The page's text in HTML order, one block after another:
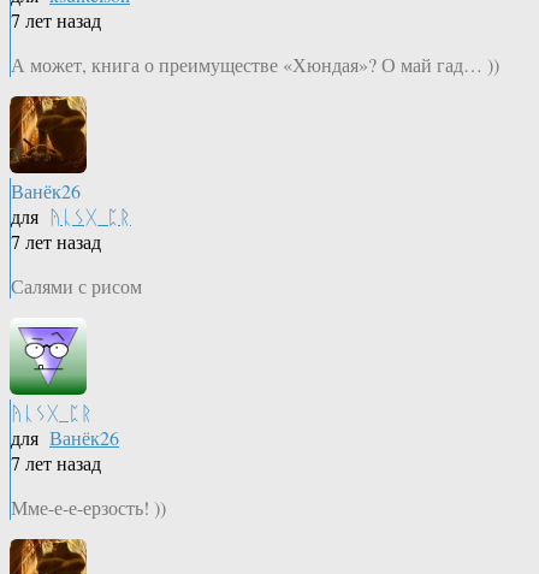
7 лет назад
А может, книга о преимуществе «Хюндая»? О май гад… ))
Ванёк26
для ᚤᚳᛊᚷ_ᛈᚱ
7 лет назад
Салями с рисом
ᚤᚳᛊᚷ_ᛈᚱ
для Ванёк26
7 лет назад
Мме-е-е-ерзость! ))